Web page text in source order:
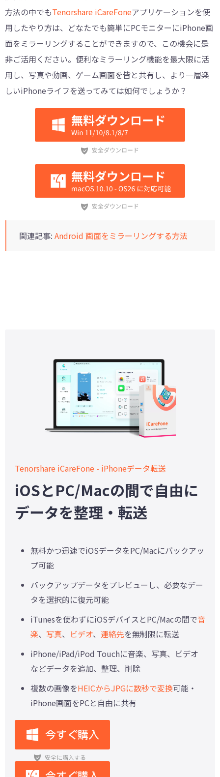
方法の中でもTenorshare iCareFoneアプリケーションを使
用したやり方は、どなたでも簡単にPCモニターにiPhone画
面をミラーリングすることができますので、この機会に是
非ご活用ください。便利なミラーリング機能を最大限に活
用し、写真や動画、ゲーム画面を皆と共有し、より一層楽
しいiPhoneライフを送ってみては如何でしょうか？
関連記事: Android 画面をミラーリングする方法
Tenorshare iCareFone - iPhoneデータ転送
iOSとPC/Macの間で自由に
データを整理・転送
無料かつ迅速でiOSデータをPC/Macにバックアッ
プ可能
バックアップデータをプレビューし、必要なデー
タを選択的に復元可能
iTunesを使わずにiOSデバイスとPC/Macの間で音
楽、 写真、 ビデオ、 連絡先を無制限に転送
iPhone/iPad/iPod Touchに音楽、写真、ビデオ
などデータを追加、整理、削除
複数の画像をHEICからJPGに数秒で変換可能・
iPhone画面をPCと自由に共有